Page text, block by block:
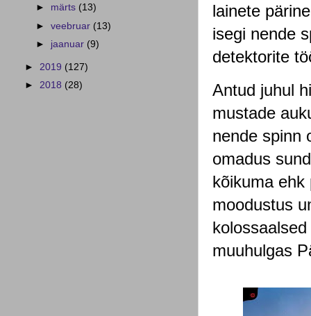
lainete
isegi nende
detektorite
Antud juhul
mustade
nende spinn
omadus
kõikuma ehk
moodustus
muuhulgas
► märts (13)
►veebruar (13)
► jaanuar (9)
► 2019 (127)
► 2018 (28)